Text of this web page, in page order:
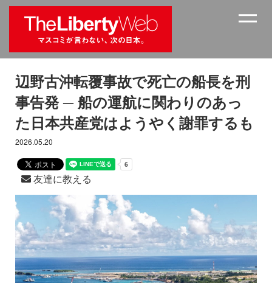
辺野古沖転覆事故で死亡の船長を刑
事告発 ─ 船の運航に関わりのあっ
た日本共産党はようやく謝罪するも
2026.05.20
友達に教える